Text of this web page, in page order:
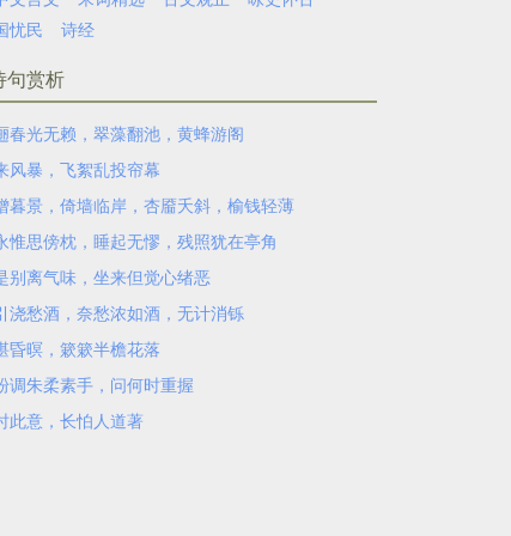
忧民
诗经
句赏析
春光无赖，翠藻翻池，黄蜂游阁
风暴，飞絮乱投帘幕
暮景，倚墙临岸，杏靥夭斜，榆钱轻薄
惟思傍枕，睡起无憀，残照犹在亭角
别离气味，坐来但觉心绪恶
浇愁酒，奈愁浓如酒，无计消铄
昏暝，簌簌半檐花落
调朱柔素手，问何时重握
此意，长怕人道著